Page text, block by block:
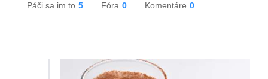
Páči sa im to 5 Fóra 0 Komentáre 0